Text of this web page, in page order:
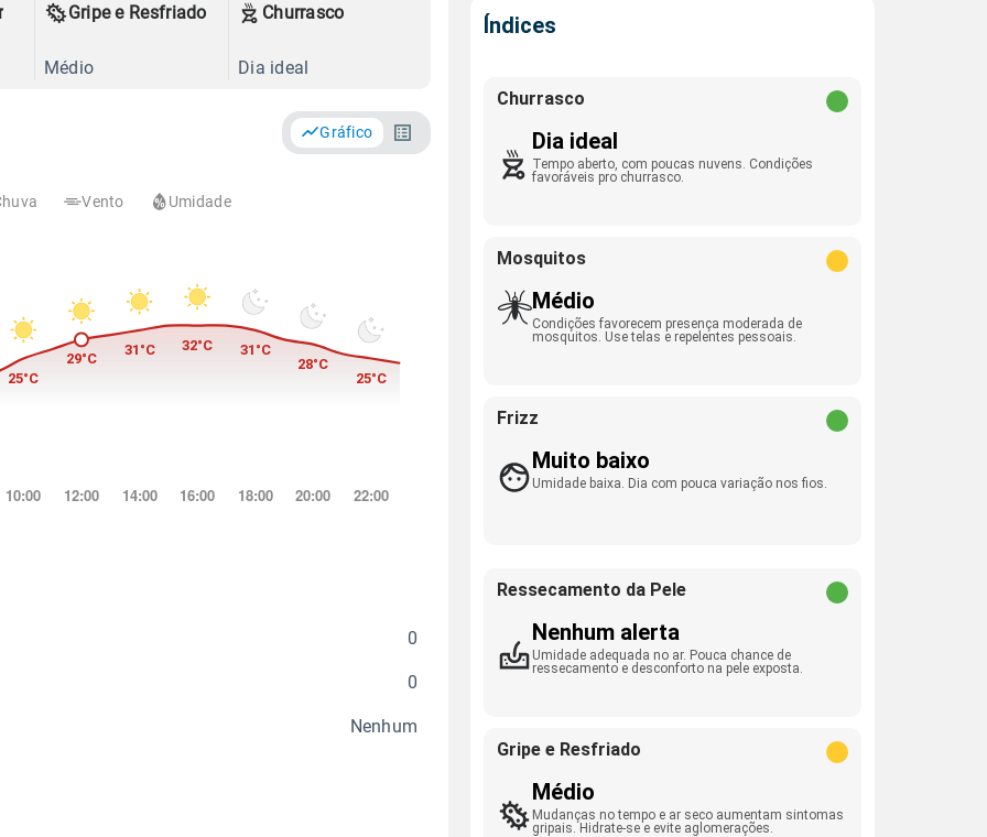
Gripe e Resfriado
Médio
Churrasco
Dia ideal
Gráfico
Vento Umidade
0
0
Nenhum
Índices
Churrasco
Dia ideal
Tempo aberto, com poucas nuvens. Condições
favoráveis pro churrasco.
Mosquitos
Médio
Condições favorecem presença moderada de
mosquitos. Use telas e repelentes pessoais.
Frizz
Muito baixo
Umidade baixa. Dia com pouca variação nos fios.
Ressecamento da Pele
Nenhum alerta
Umidade adequada no ar. Pouca chance de
ressecamento e desconforto na pele exposta.
Gripe e Resfriado
Médio
Mudanças no tempo e ar seco aumentam sintomas
gripais. Hidrate-se e evite aglomerações.